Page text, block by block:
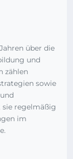
über die
und
zählen
sowie
sie regelmäßig
im